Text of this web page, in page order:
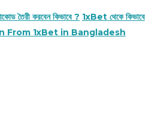
তৈরী করবেন কিভাবে ? 1xBet থেকে কিভাবে
From 1xBet in Bangladesh